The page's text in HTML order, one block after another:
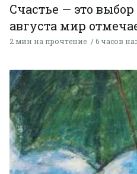
Счастье — это
августа мир
2 мин на прочтение 6 часов